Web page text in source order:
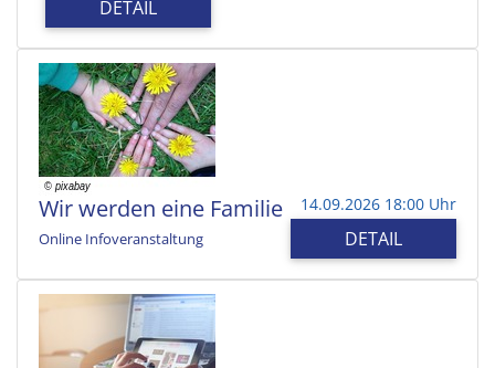
DETAIL
Wir werden eine Familie
Online Infoveranstaltung
14.09.2026 18:00 Uhr
DETAIL